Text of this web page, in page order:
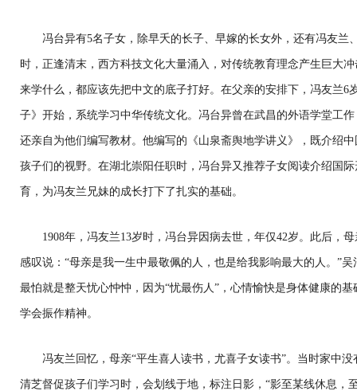
冯台异有5名子女，除早夭的长子、早嫁的长女外，还有冯友兰
时，正逢清末，西方科技文化大量涌入，对传统教育理念产生巨大
来学什么，都应该先把中文的底子打好。在父亲的安排下，冯友兰6
子》开始，系统学习中华传统文化。冯台异曾在武昌的外语学堂工
还亲自为他们编写教材。他编写的《山泉斋舆地学讲义》，既介绍
孩子们的视野。在湖北崇阳任职时，冯台异又推荐子女阅读介绍国
育，为冯友兰兄妹的成长打下了扎实的基础。
1908年，冯友兰13岁时，冯台异因病去世，年仅42岁。此后，
感叹说：“母亲是我一生中最敬佩的人，也是给我影响最大的人。”
最怕就是整天忧心忡忡，因为“忧最伤人”，心情愉快是身体健康的
学会振作精神。
冯友兰回忆，母亲“平生喜人读书，尤喜子女读书”。当时家中没
清芝督促孩子们学习时，会划线于地，标注日影，“影至某线休息，